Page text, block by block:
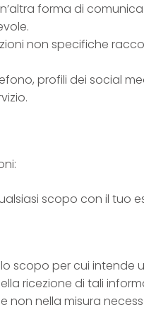
forma di
non specifiche
profili dei social
scopo con il tuo
scopo per cui intende
ricezione di tali
non nella misura